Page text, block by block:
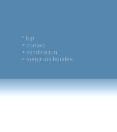
^ top
> contact
> syndication
> mentions legales